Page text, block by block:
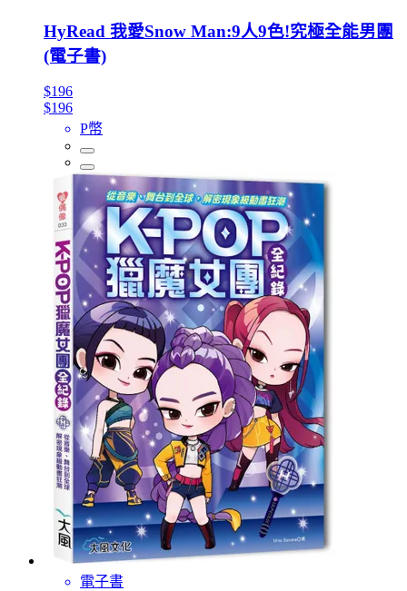
HyRead 我愛Snow Man:9人9色!究極全能男團
(電子書)
$196
$196
P幣
電子書